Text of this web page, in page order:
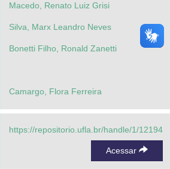
Macedo, Renato Luiz Grisi
Silva, Marx Leandro Neves
Bonetti Filho, Ronald Zanetti
Camargo, Flora Ferreira
https://repositorio.ufla.br/handle/1/12194
Acessar